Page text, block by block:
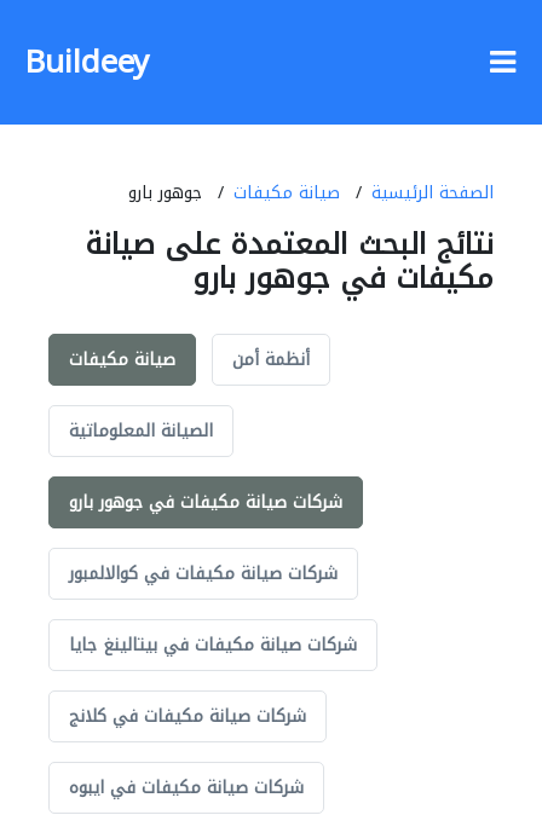
Buildeey
الصفحة الرئيسية صيانة مكيفات جوهور بارو
نتائج البحث المعتمدة على صيانة
مكيفات في جوهور بارو
صيانة مكيفات أنظمة أمن
الصيانة المعلوماتية
شركات صيانة مكيفات في جوهور بارو
شركات صيانة مكيفات في كوالالمبور
شركات صيانة مكيفات في بيتالينغ جايا
شركات صيانة مكيفات في كلانج
شركات صيانة مكيفات في ايبوه